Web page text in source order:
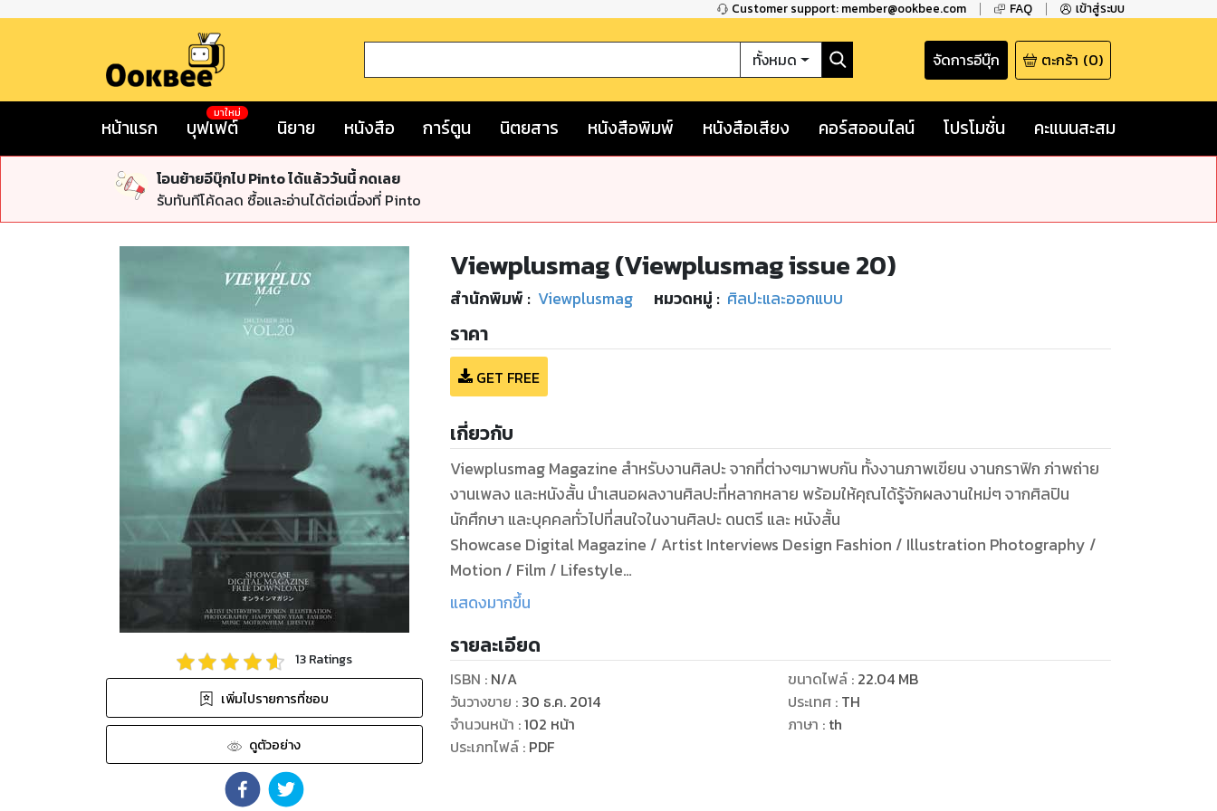
Customer support: member@ookbee.com FAQ เข้าสู่ระบบ
ทั้งหมด จัดการอีบุ๊ก ตะกร้า (0)
หน้าแรก บุฟเฟต์
มาใหม่
นิยาย หนังสือ การ์ตูน นิตยสาร หนังสือพิมพ์ หนังสือเสียง คอร์สออนไลน์ โปรโมชั่น คะแนนสะสม
โอนย้ายอีบุ๊กไป Pinto ได้แล้ววันนี้ กดเลย
รับทันทีโค้ดลด ซื้อและอ่านได้ต่อเนื่องที่ Pinto
13Ratings
เพิ่มไปรายการที่ชอบ
ดูตัวอย่าง
Viewplusmag (Viewplusmag issue 20)
สำนักพิมพ์ : Viewplusmag หมวดหมู่ : ศิลปะและออกแบบ
ราคา
GET FREE
เกี่ยวกับ
Viewplusmag Magazine สำหรับงานศิลปะ จากที่ต่างๆมาพบกัน ทั้งงานภาพเขียน งานกราฟิก ภ่าพถ่าย
งานเพลง และหนังสั้น นำเสนอผลงานศิลปะที่หลากหลาย พร้อมให้คุณได้รู้จักผลงานใหม่ๆ จากศิลปิน
นักศึกษา และบุคคลทั่วไปที่สนใจในงานศิลปะ ดนตรี และ หนังสั้น
Showcase Digital Magazine / Artist Interviews Design Fashion / Illustration Photography /
Motion / Film / Lifestyle
www.facebook.com/viewplusmag
แสดงมากขึ้น
รายละเอียด
ISBN : N/A
วันวางขาย : 30 ธ.ค. 2014
จำนวนหน้า :102 หน้า
ประเภทไฟล์: PDF
ขนาดไฟล์: 22.04 MB
ประเทศ : TH
ภาษา : th